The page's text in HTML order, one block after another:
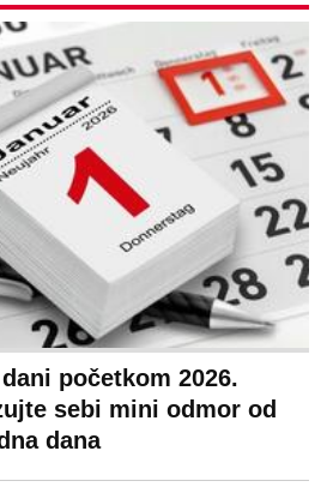
početkom 2026.
sebi mini odmor od
dana